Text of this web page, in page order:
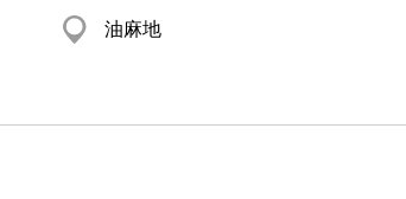
油麻地